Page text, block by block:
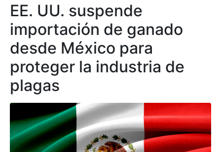
EE. UU. suspende
importación de ganado
desde México para
proteger la industria de
plagas